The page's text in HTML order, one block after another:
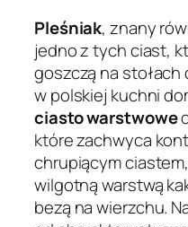
Pleśniak, znany
jedno z tych ciast,
goszczą na
w polskiej kuchni
ciasto warstwowe
które zachwyca
chrupiącym
wilgotną warstwą
bezą na wierzchu.